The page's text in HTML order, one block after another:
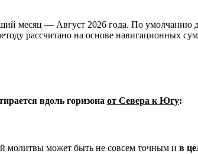
месяц — Август 2026 года. По умолчанию
рассчитано на основе навигационных
вдоль горизона от Севера к Югу:
молитвы может быть не совсем точным и в